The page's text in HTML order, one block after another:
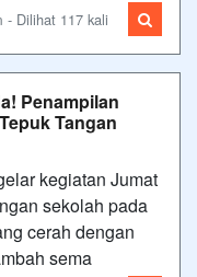
- Dilihat 117 kali
Penampilan
Tangan
kegiatan Jumat
sekolah pada
cerah dengan
sema